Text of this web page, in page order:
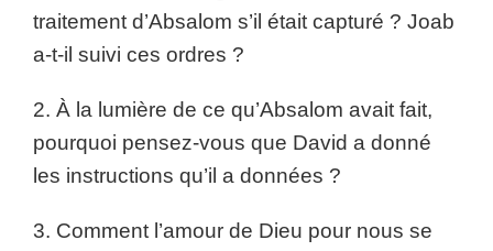
traitement d’Absalom s’il était capturé ? Joab
a-t-il suivi ces ordres ?
2. À la lumière de ce qu’Absalom avait fait,
pourquoi pensez-vous que David a donné
les instructions qu’il a données ?
3. Comment l’amour de Dieu pour nous se